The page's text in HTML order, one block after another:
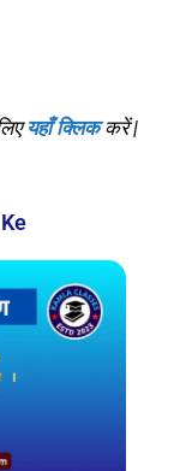
यहाँ क्लिककरें |